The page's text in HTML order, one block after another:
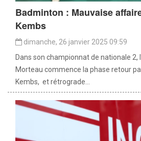
Badminton : Mauvaise
Kembs
dimanche, 26 janvier 2025 09:59
Dans son championnat de nationale 2,
Morteau commence la phase retour
Kembs, et rétrograde...